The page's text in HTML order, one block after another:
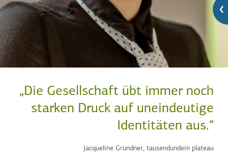
„Die Gesellschaft übt immer noch
starken Druck auf uneindeutige
Identitäten aus.“
Jacqueline Grundner, tausendundein plateau